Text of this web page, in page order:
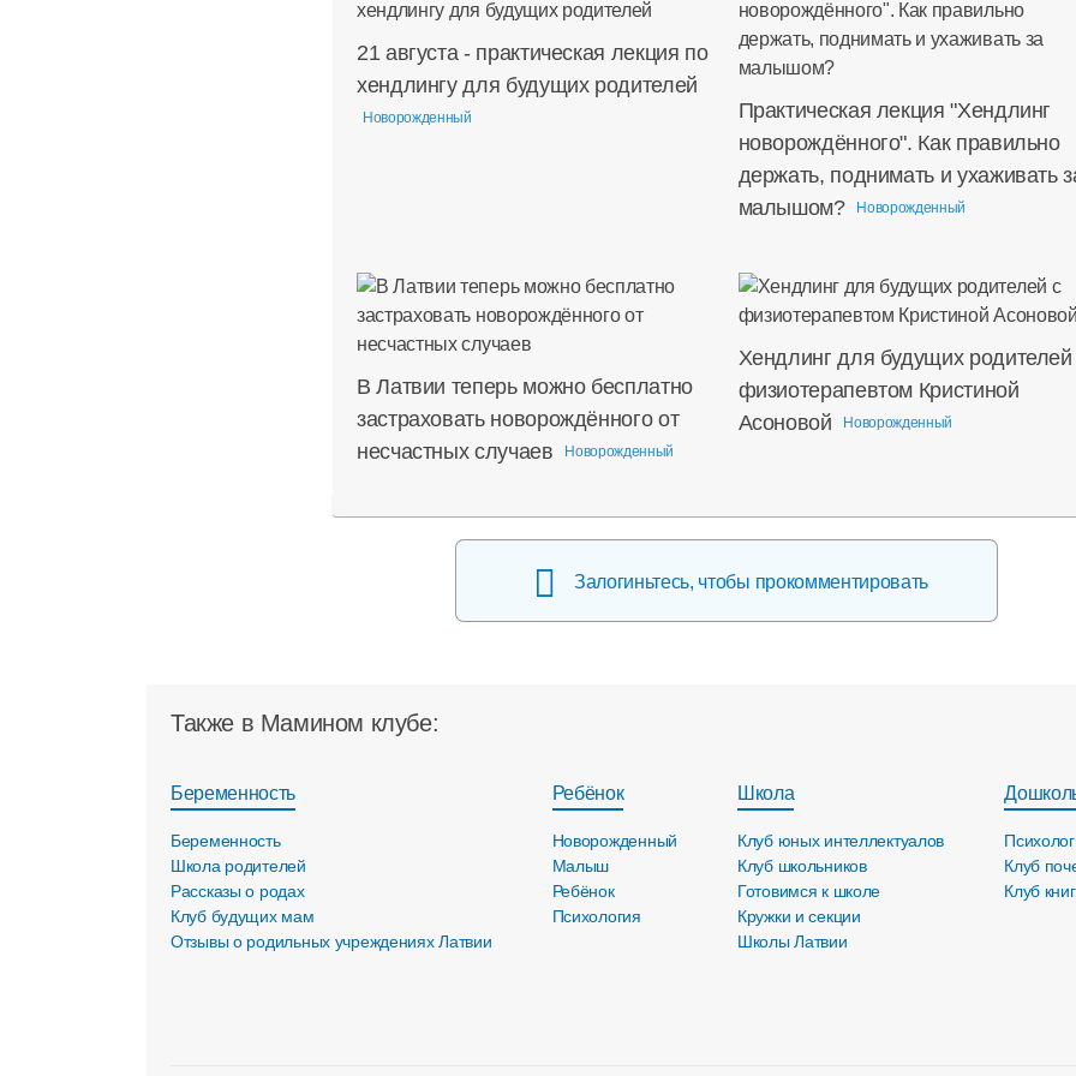
21 августа - практическая лекция по
хендлингу для будущих родителей
Новорожденный
Практическая лекция "Хендлинг
новорождённого". Как правильно
держать, поднимать и ухаживать
малышом?
Новорожденный
В Латвии теперь можно бесплатно
застраховать новорождённого от
несчастных случаев
Новорожденный
Хендлинг для будущих родителей
физиотерапевтом Кристиной
Асоновой
Новорожденный
Залогиньтесь, чтобы прокомментировать
Также в Мамином клубе:
Беременность
Беременность
Школа родителей
Рассказы о родах
Клуб будущих мам
Отзывы о родильных учреждениях Латвии
Ребёнок
Новорожденный
Малыш
Ребёнок
Психология
Школа
Клуб юных интеллектуалов
Клуб школьников
Готовимся к школе
Кружки и секции
Школы Латвии
Клуб
Клуб